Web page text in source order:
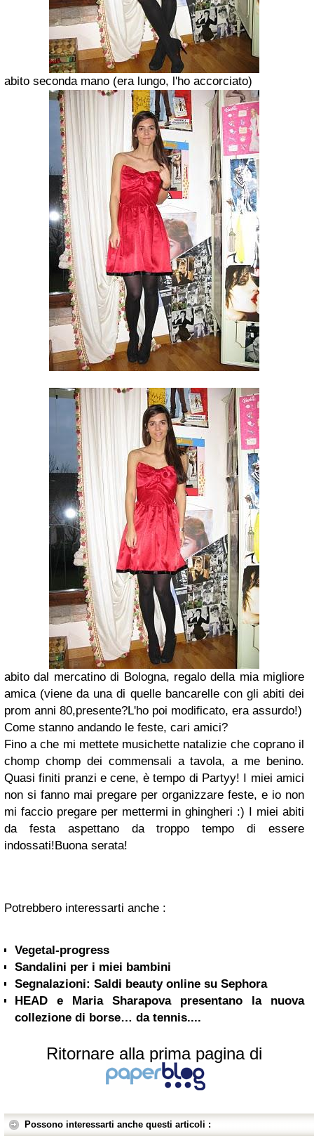
abito seconda mano (era lungo, l'ho accorciato)
abito dal mercatino di Bologna, regalo della mia migliore
amica (viene da una di quelle bancarelle con gli abiti dei
prom anni 80,presente?L'ho poi modificato, era assurdo!)
Come stanno andando le feste, cari amici?
Fino a che mi mettete musichette natalizie che coprano il
chomp chomp dei commensali a tavola, a me benino.
Quasi finiti pranzi e cene, è tempo di Partyy! I miei amici
non si fanno mai pregare per organizzare feste, e io non
mi faccio pregare per mettermi in ghingheri :) I miei abiti
da festa aspettano da troppo tempo di essere
indossati!Buona serata!
Potrebbero interessarti anche :
Vegetal-progress
Sandalini per i miei bambini
Segnalazioni: Saldi beauty online su Sephora
HEAD e Maria Sharapova presentano la nuova
collezione di borse… da tennis....
Ritornare alla prima pagina di
Possono interessarti anche questi articoli :